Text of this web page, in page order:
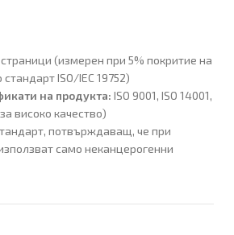
(измерен при 5% покритие на
ISO/IEC 19752)
на продукта: ISO 9001, ISO 14001,
високо качество)
потвърждаващ, че при
само неканцерогенни